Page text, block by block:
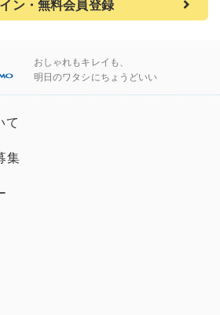
ン・無料会員登録
おしゃれもキレイも、
明日のワタシにちょうどいい
て
集